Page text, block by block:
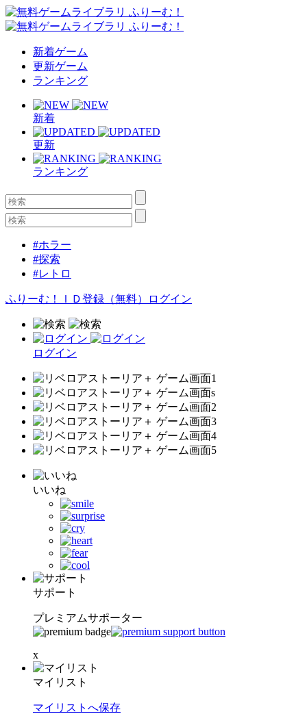
新着ゲーム
更新ゲーム
ランキング
新着
更新
ランキング
#ホラー
#探索
#レトロ
ふりーむ！ＩＤ登録（無料） ログイン
ログイン
いいね
サポート
プレミアムサポーター
x
マイリスト
マイリストへ保存